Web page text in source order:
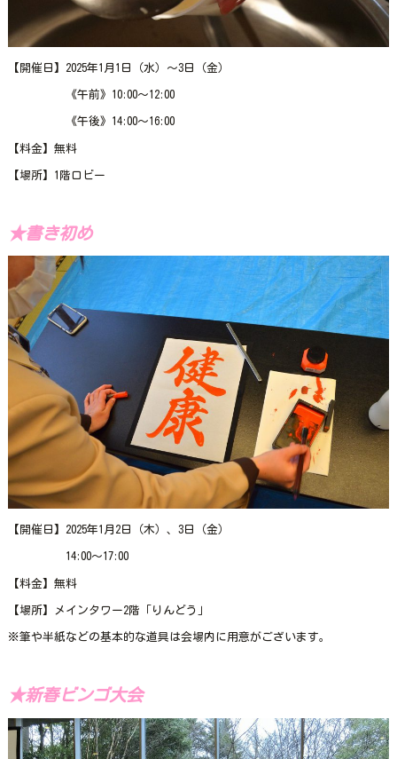
【開催日】2025年1月1日（水）～3日（金）
《午前》10:00～12:00
《午後》14:00～16:00
【料金】無料
【場所】1階ロビー
★書き初め
【開催日】2025年1月2日（木）、3日（金）
14:00～17:00
【料金】無料
【場所】メインタワー2階「りんどう」
※筆や半紙などの基本的な道具は会場内に用意がございます。
★新春ビンゴ大会